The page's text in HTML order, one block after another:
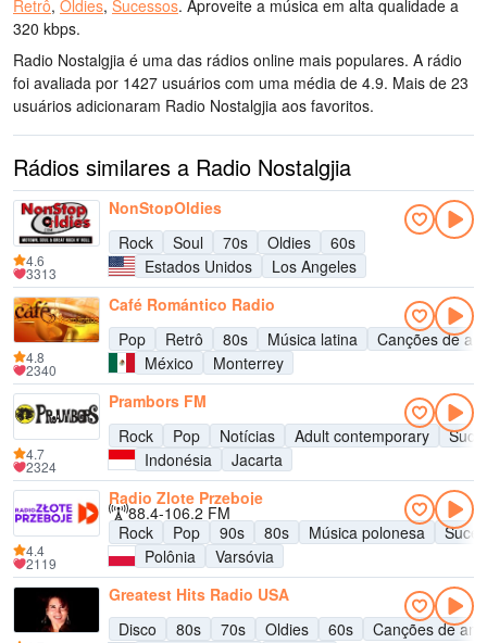
Retrô, Oldies, Sucessos. Aproveite a música em alta qualidade a
320 kbps.
Radio Nostalgjia é uma das rádios online mais populares. A rádio
foi avaliada por 1427 usuários com uma média de 4.9. Mais de 23
usuários adicionaram Radio Nostalgjia aos favoritos.
Rádios similares a Radio Nostalgjia
NonStopOldies
Rock
Soul 70s Oldies
60s
Estados Unidos
Los Angeles
4.6
3313
Café Romántico Radio
Pop
Retrô 80s Música latina
Canções de
México
Monterrey
4.8
2340
Prambors FM
Rock
Pop Notícias Adult contemporary
Indonésia
Jacarta
4.7
2324
Radio Zlote Przeboje
88.4-106.2 FM
Rock
Pop 90s 80s Música polonesa
Polônia
Varsóvia
4.4
2119
Greatest Hits Radio USA
Disco
80s 70s Oldies 60s
Canções de